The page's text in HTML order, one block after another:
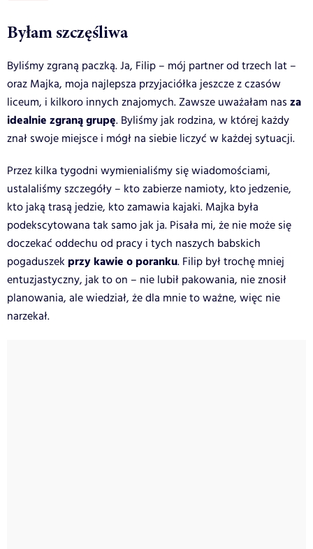
Byłam szczęśliwa
Byliśmy zgraną paczką. Ja, Filip – mój partner od trzech lat –
oraz Majka, moja najlepsza przyjaciółka jeszcze z czasów
liceum, i kilkoro innych znajomych. Zawsze uważałam nas za
idealnie zgraną grupę. Byliśmy jak rodzina, w której każdy
znał swoje miejsce i mógł na siebie liczyć w każdej sytuacji.
Przez kilka tygodni wymienialiśmy się wiadomościami,
ustalaliśmy szczegóły – kto zabierze namioty, kto jedzenie,
kto jaką trasą jedzie, kto zamawia kajaki. Majka była
podekscytowana tak samo jak ja. Pisała mi, że nie może się
doczekać oddechu od pracy i tych naszych babskich
pogaduszek przy kawie o poranku. Filip był trochę mniej
entuzjastyczny, jak to on – nie lubił pakowania, nie znosił
planowania, ale wiedział, że dla mnie to ważne, więc nie
narzekał.